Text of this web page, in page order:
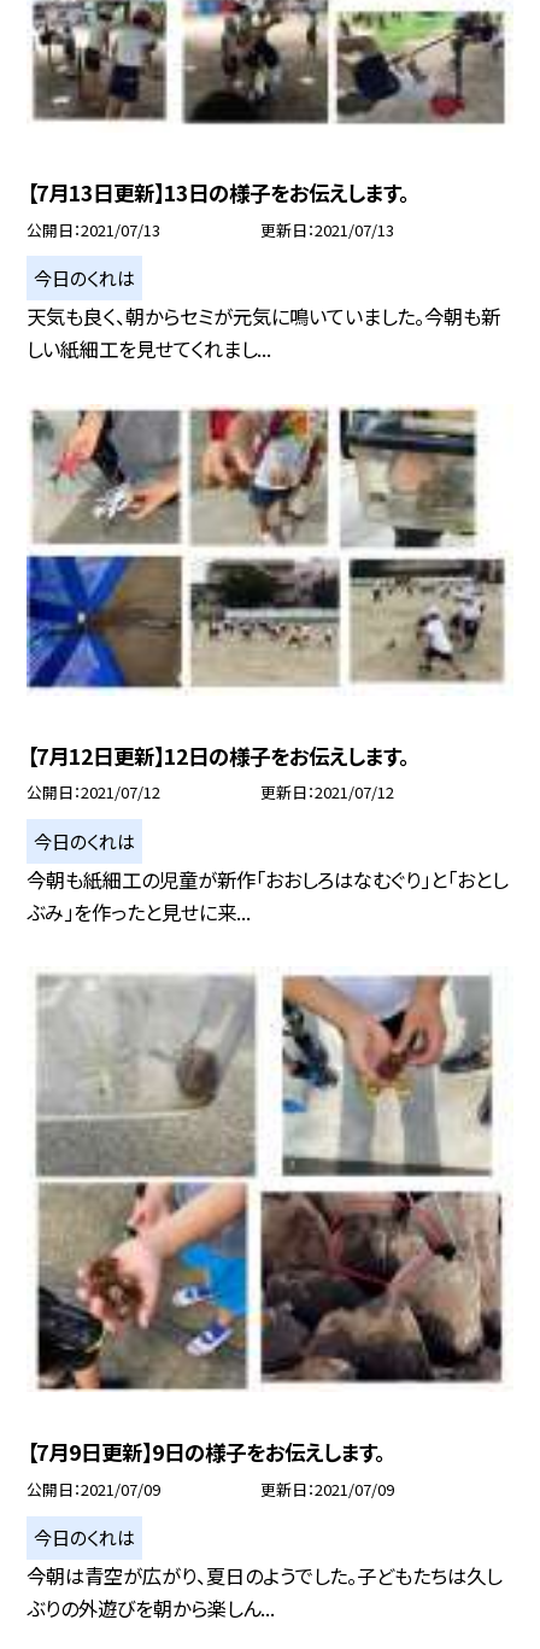
【7月13日更新】13日の様子をお伝えします。
公開日 2021/07/13 更新日 2021/07/13
今日のくれは
天気も良く、朝からセミが元気に鳴いていました。今朝も新
しい紙細工を見せてくれまし...
【7月12日更新】12日の様子をお伝えします。
公開日 2021/07/12 更新日 2021/07/12
今日のくれは
今朝も紙細工の児童が新作「おおしろはなむぐり」と「おとし
ぶみ」を作ったと見せに来...
【7月9日更新】9日の様子をお伝えします。
公開日 2021/07/09 更新日 2021/07/09
今日のくれは
今朝は青空が広がり、夏日のようでした。子どもたちは久し
ぶりの外遊びを朝から楽しん...